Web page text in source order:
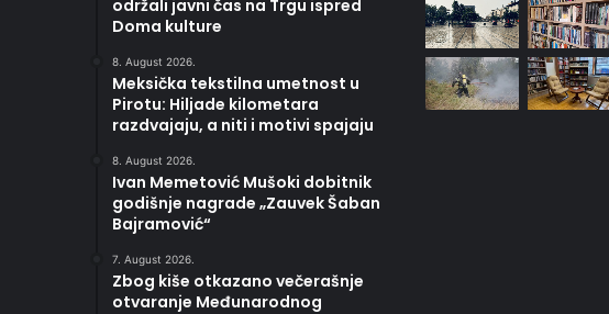
održali javni čas na Trgu ispred
Doma kulture
8. August 2026.
Meksička tekstilna umetnost u
Pirotu: Hiljade kilometara
razdvajaju, a niti i motivi spajaju
8. August 2026.
Ivan Memetović Mušoki dobitnik
godišnje nagrade „Zauvek Šaban
Bajramović“
7. August 2026.
Zbog kiše otkazano večerašnje
otvaranje Međunarodnog